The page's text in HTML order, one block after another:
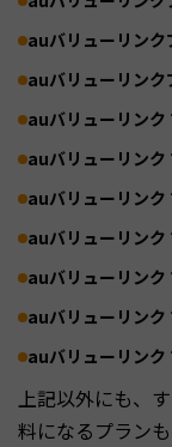
auバリューリン
auバリューリンク
auバリューリンク
auバリューリンク
auバリューリンク
auバリューリンク
auバリューリン
auバリューリン
auバリューリンク
上記以外にも、
料になるプラン